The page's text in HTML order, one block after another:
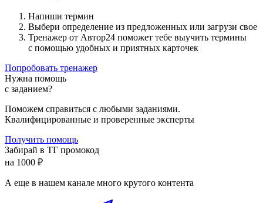
Напиши термин
Выбери определение из предложенных или загрузи свое
Тренажер от Автор24 поможет тебе выучить термины
с помощью удобных и приятных карточек
Попробовать тренажер
Нужна помощь
с заданием?
Поможем справиться с любыми заданиями.
Квалифицированные и проверенные эксперты
Получить помощь
Забирай в ТГ промокод
на 1000 ₽
А еще в нашем канале много крутого контента